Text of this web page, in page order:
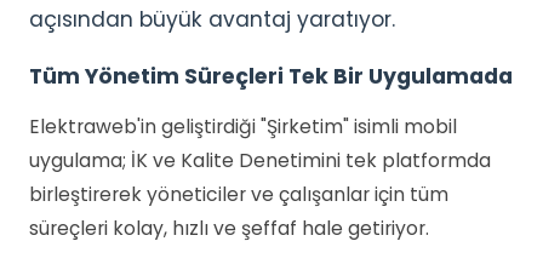
açısından büyük avantaj yaratıyor.
Tüm Yönetim Süreçleri Tek Bir Uygulamada
Elektraweb'in geliştirdiği "Şirketim" isimli mobil
uygulama; İK ve Kalite Denetimini tek platformda
birleştirerek yöneticiler ve çalışanlar için tüm
süreçleri kolay, hızlı ve şeffaf hale getiriyor.